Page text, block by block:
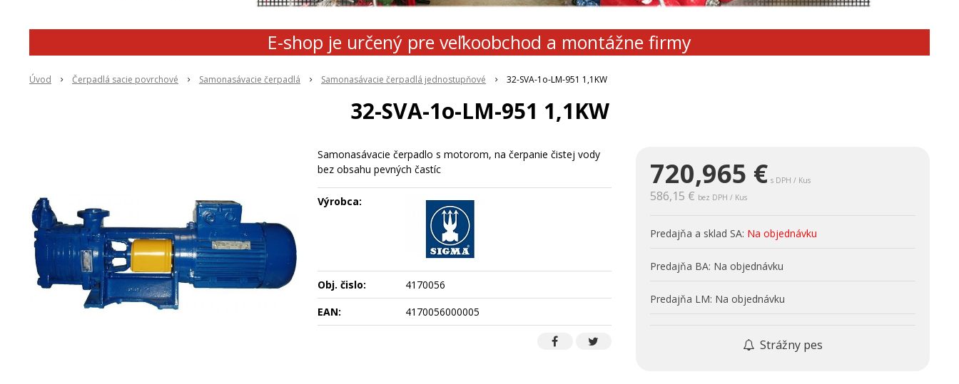
E-shop je určený pre veľkoobchod a montážne firmy
Úvod Čerpadlá sacie povrchové Samonasávacie čerpadlá Samonasávacie čerpadlá jednostupňové 32-SVA-1o-LM-951 1,1KW
32-SVA-1o-LM-951 1,1KW
720,965 € s DPH / Kus
586,15 € bez DPH / Kus
Predajňa a sklad SA: Na objednávku
Predajňa BA: Na objednávku
Predajňa LM: Na objednávku
Strážny pes
Samonasávacie čerpadlo s motorom, na čerpanie čistej vody
bez obsahu pevných častíc
Výrobca:
Obj. čislo:
4170056
EAN:
4170056000005